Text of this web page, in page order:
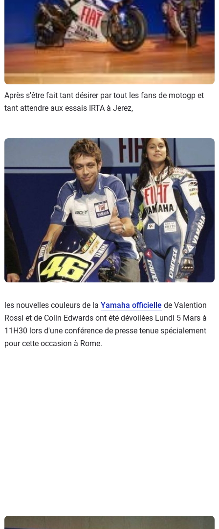
Marques
Services
Après s'être fait tant désirer par tout les fans de motogp et
tant attendre aux essais IRTA à Jerez,
les nouvelles couleurs de la Yamaha officielle de Valention
Rossi et de Colin Edwards ont été dévoilées Lundi 5 Mars à
11H30 lors d'une conférence de presse tenue spécialement
pour cette occasion à Rome.